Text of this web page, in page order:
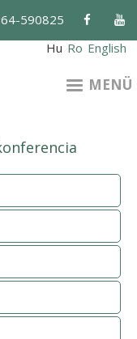
590825
Hu Ro English
MENÜ